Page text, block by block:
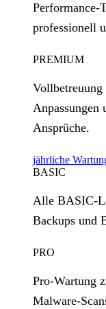
professionell
PREMIUM
Anpassungen
Ansprüche.
jährliche
BASIC
Alle
Backups und
PRO
Pro‑Wartung